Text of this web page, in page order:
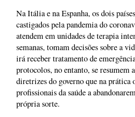
Na Itália e na Espanha, os dois
castigados pela pandemia do
atendem em unidades de terapia
semanas, tomam decisões sobre a
irá receber tratamento de
protocolos, no entanto, se resumem
diretrizes do governo que na prática
profissionais da saúde a
própria sorte.